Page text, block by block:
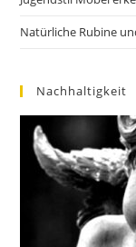
Natürliche Rubine
Nachhaltigkeit